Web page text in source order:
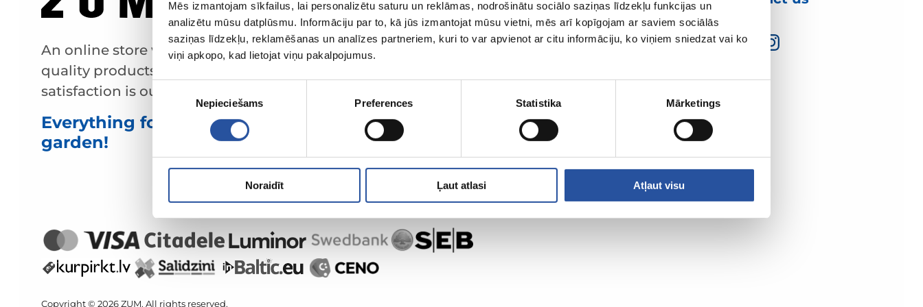
Mēs izmantojam sīkfailus, lai personalizētu saturu un reklāmas, nodrošinātu sociālo saziņas līdzekļu funkcijas un
analizētu mūsu datplūsmu. Informāciju par to, kā jūs izmantojat mūsu vietni, mēs arī kopīgojam ar saviem sociālās
saziņas līdzekļu, reklamēšanas un analīzes partneriem, kuri to var apvienot ar citu informāciju, ko viņiem sniedzat vai ko
viņi apkopo, kad lietojat viņu pakalpojumus.
Nepieciešams Preferences Statistika Mārketings
Noraidīt Ļaut atlasi Atļaut visu
An online store with great prices and
quality products, where customer
satisfaction is our main value.
Everything for your home and
garden!
Copyright © 2026 ZUM. All rights reserved.